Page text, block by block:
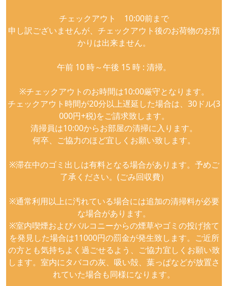
チェックアウト 10:00前まで
申し訳ございませんが、チェックアウト後のお荷物のお預
かりは出来ません。
午前 10 時～午後 15 時 : 清掃。
※チェックアウトのお時間は10:00厳守となります。
チェックアウト時間が20分以上遅延した場合は、30ドル(3
000円+税)をご請求致します。
清掃員は10:00からお部屋の清掃に入ります。
何卒、ご協力のほど宜しくお願い致します。
※滞在中のゴミ出しは有料となる場合があります。予めご
了承ください。(ごみ回収費）
※通常利用以上に汚れている場合には追加の清掃料が必要
な場合があります。
※室内喫煙およびバルコニーからの煙草やゴミの投げ捨て
を発見した場合は11000円の罰金が発生致します。ご近所
の方とも気持ちよく過ごせるよう、ご協力宜しくお願い致
します。室内にタバコの灰、吸い殻、葉っぱなどが放置さ
れていた場合も同様になります。